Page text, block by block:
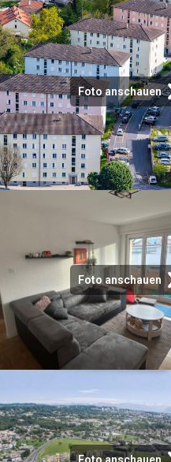
Foto anschauen
Foto anschauen